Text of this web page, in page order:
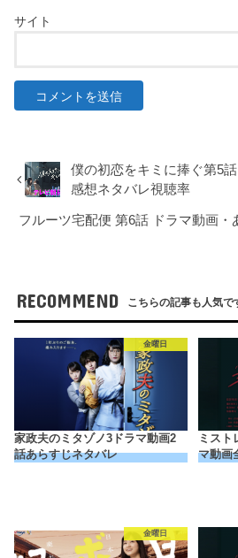
サイト
僕の初恋をキミに捧ぐ第5
感想ネタバレ視聴率
フルーツ宅配便 第6話 ドラマ動画・
RECOMMEND こちらの記事も人気で
金曜日
家政夫のミタゾノ3ドラマ動画2
話あらすじネタバレ
ミスト
マ動画
金曜日